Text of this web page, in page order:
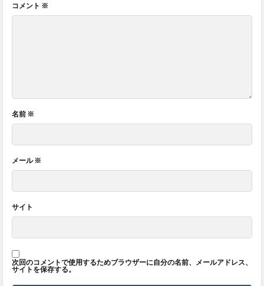
コメント ※
名前 ※
メール※
サイト
次回のコメントで使用するためブラウザーに自分の名前、メールアドレス、
サイトを保存する。